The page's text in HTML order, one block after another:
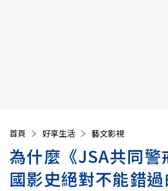
首頁 好享生活 藝文影視
為什麼《JSA共同警
國影史絕對不能錯過